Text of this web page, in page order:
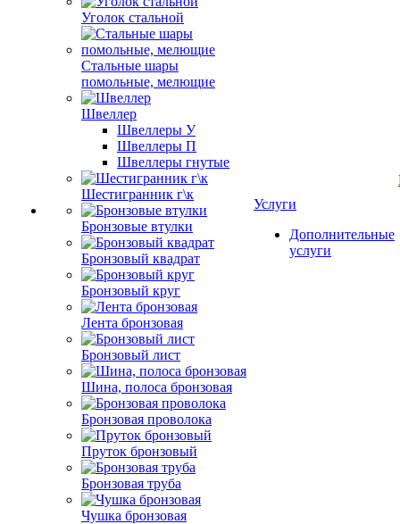
Уголок стальной
Стальные шары
помольные, мелющие
Швеллер
Швеллеры У
Швеллеры П
Швеллеры гнутые
Шестигранник г\к
Бронзовые втулки
Бронзовый квадрат
Бронзовый круг
Лента бронзовая
Бронзовый лист
Шина, полоса бронзовая
Бронзовая проволока
Пруток бронзовый
Бронзовая труба
Чушка бронзовая
Услуги
Дополнительные
услуги